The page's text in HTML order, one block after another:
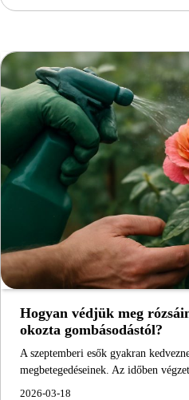
Hogyan védjük meg
okozta gombásodástól?
A szeptemberi esők gyakran
megbetegedéseinek. Az időben
2026-03-18